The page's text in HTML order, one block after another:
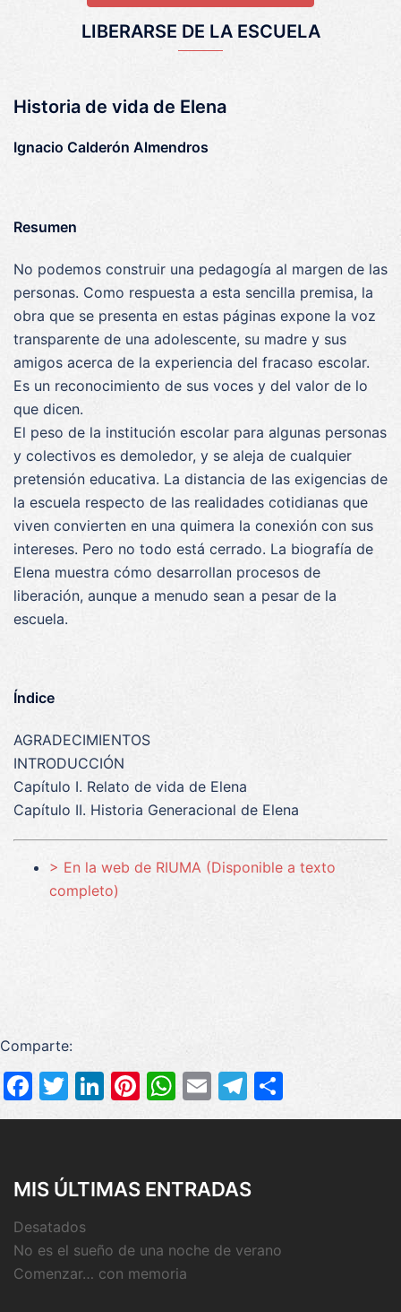
LIBERARSE DE LA ESCUELA
Historia de vida de Elena
Ignacio Calderón Almendros
Resumen
No podemos construir una pedagogía al margen de las
personas. Como respuesta a esta sencilla premisa, la
obra que se presenta en estas páginas expone la voz
transparente de una adolescente, su madre y sus
amigos acerca de la experiencia del fracaso escolar.
Es un reconocimiento de sus voces y del valor de lo
que dicen.
El peso de la institución escolar para algunas personas
y colectivos es demoledor, y se aleja de cualquier
pretensión educativa. La distancia de las exigencias de
la escuela respecto de las realidades cotidianas que
viven convierten en una quimera la conexión con sus
intereses. Pero no todo está cerrado. La biografía de
Elena muestra cómo desarrollan procesos de
liberación, aunque a menudo sean a pesar de la
escuela.
Índice
AGRADECIMIENTOS
INTRODUCCIÓN
Capítulo I. Relato de vida de Elena
Capítulo II. Historia Generacional de Elena
> En la web de RIUMA (Disponible a texto
completo)
Comparte:
Facebook
Twitter
LinkedIn
Pinterest
WhatsApp
EmailTelegram
MIS ÚLTIMAS ENTRADAS
Desatados
No es el sueño de una noche de verano
Comenzar… con memoria